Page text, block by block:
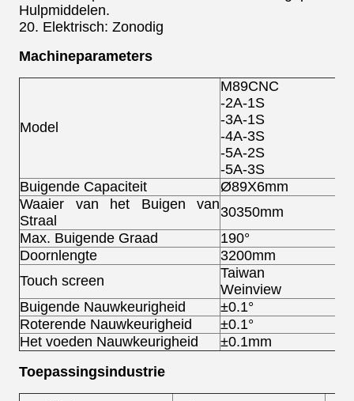
Hulpmiddelen.
20. Elektrisch: Zonodig
Machineparameters
Model
M89CNC
-2A-1S
-3A-1S
-4A-3S
-5A-2S
-5A-3S
Buigende Capaciteit
Ø89X6mm
Waaier van het Buigen van
Straal
30350mm
Max. Buigende Graad
190°
Doornlengte
3200mm
Touch screen
Taiwan
Weinview
Buigende Nauwkeurigheid
±0.1°
Roterende Nauwkeurigheid
±0.1°
Het voeden Nauwkeurigheid
±0.1mm
Toepassingsindustrie